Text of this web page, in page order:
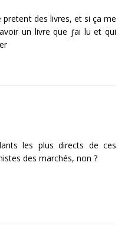
des livres, et si ça me
un livre que j’ai lu et qui
les plus directs de ces
des marchés, non ?